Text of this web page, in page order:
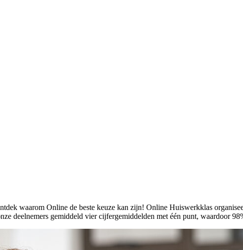
waarom Online de beste keuze kan zijn! Online Huiswerkklas
deelnemers gemiddeld vier cijfergemiddelden met één punt, waardoor